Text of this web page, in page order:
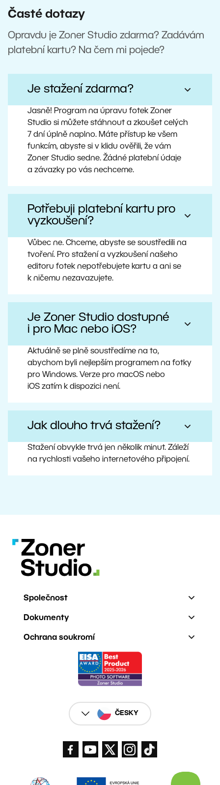
Časté dotazy
Opravdu je Zoner Studio zdarma? Zadávám
platební kartu? Na čem mi pojede?
Je stažení zdarma?
Jasně! Program na úpravu fotek Zoner
Studio si můžete stáhnout a zkoušet celých
7 dní úplně naplno. Máte přístup ke všem
funkcím, abyste si v klidu ověřili, že vám
Zoner Studio sedne. Žádné platební údaje
a závazky po vás nechceme.
Potřebuji platební kartu pro
vyzkoušení?
Vůbec ne. Chceme, abyste se soustředili na
tvoření. Pro stažení a vyzkoušení našeho
editoru fotek nepotřebujete kartu a ani se
k ničemu nezavazujete.
Je Zoner Studio dostupné
i pro Mac nebo iOS?
Aktuálně se plně soustředíme na to,
abychom byli nejlepším programem na fotky
pro Windows. Verze pro macOS nebo
iOS zatím k dispozici není.
Jak dlouho trvá stažení?
Stažení obvykle trvá jen několik minut. Záleží
na rychlosti vašeho internetového připojení.
Společnost
Dokumenty
Ochrana soukromí
ČESKY